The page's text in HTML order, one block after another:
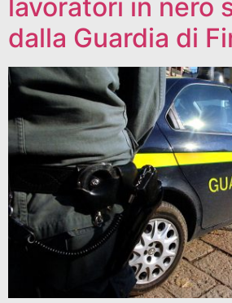
lavoratori in nero
dalla Guardia di